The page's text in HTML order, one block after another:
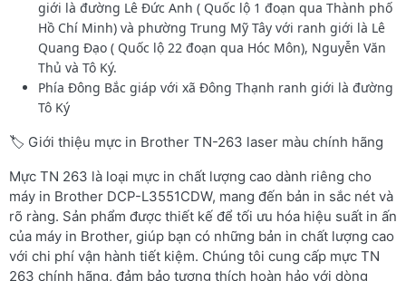
giới là đường Lê Đức Anh ( Quốc lộ 1 đoạn qua Thành phố
Hồ Chí Minh) và phường Trung Mỹ Tây với ranh giới là Lê
Quang Đạo ( Quốc lộ 22 đoạn qua Hóc Môn), Nguyễn Văn
Thủ và Tô Ký.
Phía Đông Bắc giáp với xã Đông Thạnh ranh giới là đường
Tô Ký
🏷️ Giới thiệu mực in Brother TN-263 laser màu chính hãng
Mực TN 263 là loại mực in chất lượng cao dành riêng cho
máy in Brother DCP-L3551CDW, mang đến bản in sắc nét và
rõ ràng. Sản phẩm được thiết kế để tối ưu hóa hiệu suất in ấn
của máy in Brother, giúp bạn có những bản in chất lượng cao
với chi phí vận hành tiết kiệm. Chúng tôi cung cấp mực TN
263 chính hãng, đảm bảo tương thích hoàn hảo với dòng